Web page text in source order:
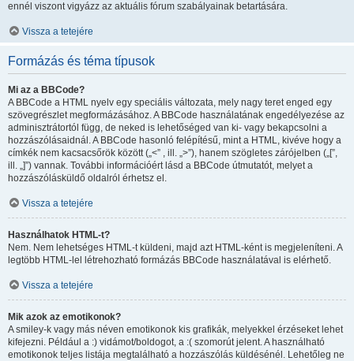
ennél viszont vigyázz az aktuális fórum szabályainak betartására.
Vissza a tetejére
Formázás és téma típusok
Mi az a BBCode?
A BBCode a HTML nyelv egy speciális változata, mely nagy teret enged egy
szövegrészlet megformázásához. A BBCode használatának engedélyezése az
adminisztrátortól függ, de neked is lehetőséged van ki- vagy bekapcsolni a
hozzászólásaidnál. A BBCode hasonló felépítésű, mint a HTML, kivéve hogy a
címkék nem kacsacsőrök között („<” , ill. „>”), hanem szögletes zárójelben („[”,
ill. „]”) vannak. További információért lásd a BBCode útmutatót, melyet a
hozzászólásküldő oldalról érhetsz el.
Vissza a tetejére
Használhatok HTML-t?
Nem. Nem lehetséges HTML-t küldeni, majd azt HTML-ként is megjeleníteni. A
legtöbb HTML-lel létrehozható formázás BBCode használatával is elérhető.
Vissza a tetejére
Mik azok az emotikonok?
A smiley-k vagy más néven emotikonok kis grafikák, melyekkel érzéseket lehet
kifejezni. Például a :) vidámot/boldogot, a :( szomorút jelent. A használható
emotikonok teljes listája megtalálható a hozzászólás küldésénél. Lehetőleg ne